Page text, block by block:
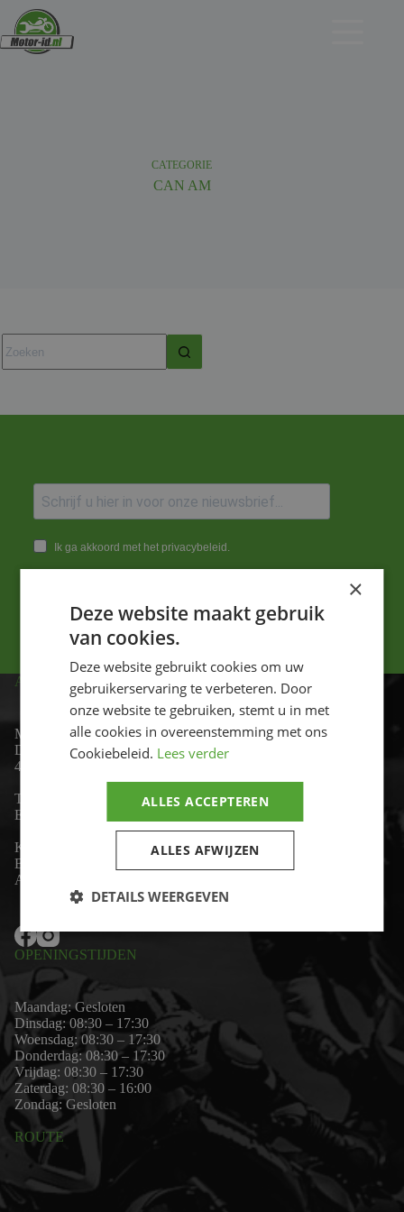
naar
de
inhoud
CATEGORIE
CAN AM
resultaten
Ik ga akkoord met het privacybeleid.
ADRES
Motor-id
De Lind 17
4841 KC Prinsenbeek
Telefoon:
+31 (0)76 - 54 11 888
Email:
K.v.K: 80530338
B.T.W-nummer: NL861703947B01
Algemene voorwaarden
OPENINGSTIJDEN
Maandag: Gesloten
Dinsdag: 08:30 – 17:30
Woensdag: 08:30 – 17:30
Donderdag: 08:30 – 17:30
Vrijdag: 08:30 – 17:30
Zaterdag: 08:30 – 16:00
Zondag: Gesloten
ROUTE
×
Deze website maakt gebruik
van cookies.
Deze website gebruikt cookies om uw
gebruikerservaring te verbeteren. Door
onze website te gebruiken, stemt u in met
alle cookies in overeenstemming met ons
Cookiebeleid. Lees verder
ALLES ACCEPTEREN
ALLES AFWIJZEN
DETAILS WEERGEVEN